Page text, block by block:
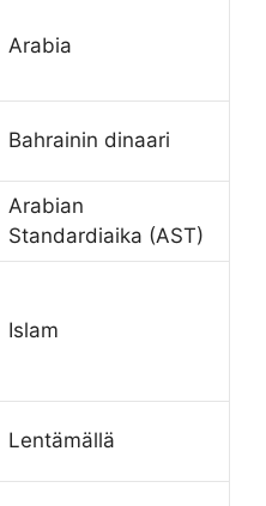
Arabia
Bahrainin dinaari
Arabian
Standardiaika (AST)
Islam
Lentämällä